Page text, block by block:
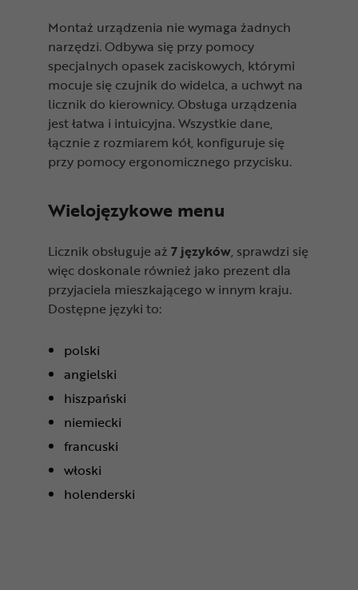
Montaż urządzenia nie wymaga żadnych
narzędzi. Odbywa się przy pomocy
specjalnych opasek zaciskowych, którymi
mocuje się czujnik do widelca, a uchwyt na
licznik do kierownicy. Obsługa urządzenia
jest łatwa i intuicyjna. Wszystkie dane,
łącznie z rozmiarem kół, konfiguruje się
przy pomocy ergonomicznego przycisku.
Wielojęzykowe menu
Licznik obsługuje aż 7 języków, sprawdzi się
więc doskonale również jako prezent dla
przyjaciela mieszkającego w innym kraju.
Dostępne języki to:
polski
angielski
hiszpański
niemiecki
francuski
włoski
holenderski